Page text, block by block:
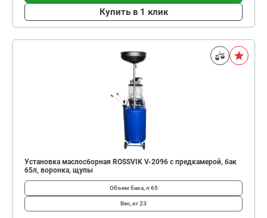
Купить в 1 клик
Установка маслосборная ROSSVIK V-2096 с предкамерой, бак
65л, воронка, щупы
Объем бака, л 65
Вес, кг23